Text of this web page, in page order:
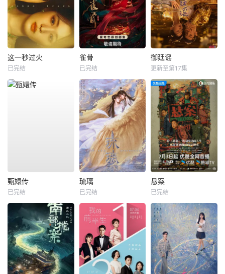
这一秒过火
已完结
雀骨
已完结
御廷谣
更新至第17集
甄嬛传
已完结
琉璃
已完结
悬案
已完结